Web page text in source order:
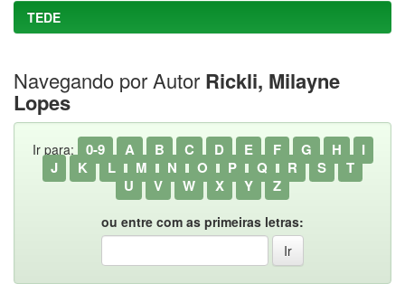
TEDE
Navegando por Autor Rickli, Milayne
Lopes
Ir para: 0-9 A B C D E F G H
I
J
K L M N O P Q R S
T
U
V W X Y Z
ou entre com as primeiras letras: